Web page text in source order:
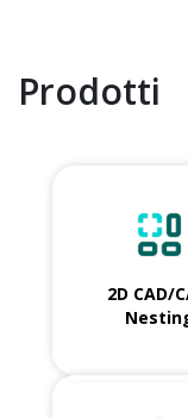
Prodotti
2D CAD/